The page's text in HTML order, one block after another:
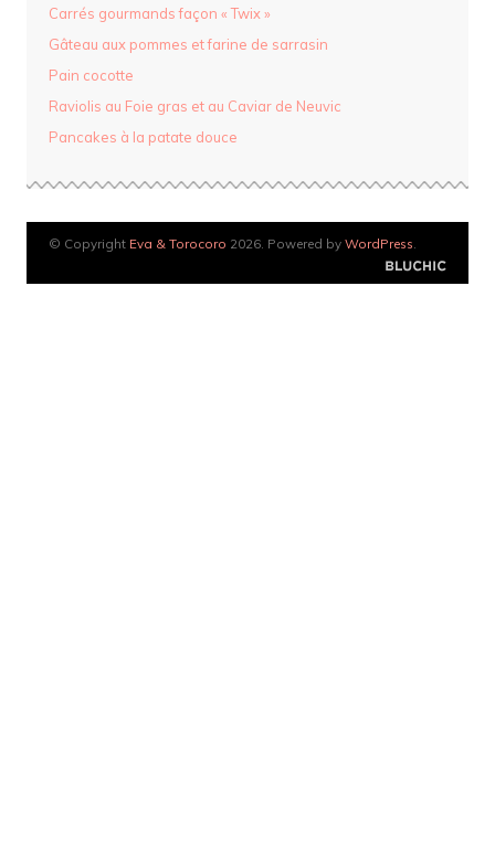
Carrés gourmands façon « Twix »
Gâteau aux pommes et farine de sarrasin
Pain cocotte
Raviolis au Foie gras et au Caviar de Neuvic
Pancakes à la patate douce
© Copyright Eva & Torocoro 2026. Powered by WordPress